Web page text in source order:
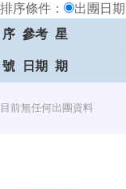
排序條件： 出團日期
序
號
參考
日期
星
期
目前無任何出團資料